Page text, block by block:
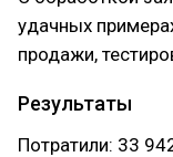
удачных
продажи,
Результаты
Потратили: 33